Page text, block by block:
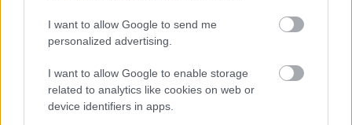
I want to allow Google to send me
personalized advertising.
I want to allow Google to enable storage
related to analytics like cookies on web or
device identifiers in apps.
Címkék:hírek programok múzeumpedagógia
Ajánlott bejegyzések: